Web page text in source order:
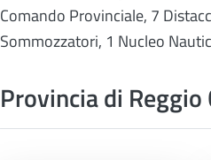
Comando Provinciale, 7
Sommozzatori, 1 Nucleo
Provincia di Reggio